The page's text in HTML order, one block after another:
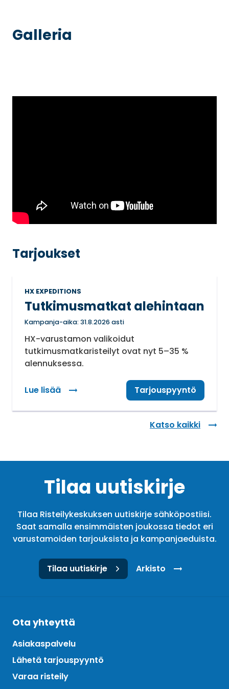
Galleria
Tarjoukset
HX EXPEDITIONS
Tutkimusmatkat alehintaan
Kampanja-aika: 31.8.2026 asti
HX-varustamon valikoidut
tutkimusmatkaristeilyt ovat nyt 5–35 %
alennuksessa.
Lue lisää
: Tutkimusmatkat alehintaanTarjouspyyntö
Katso kaikki
Tilaa uutiskirje
Tilaa Risteilykeskuksen uutiskirje sähköpostiisi.
Saat samalla ensimmäisten joukossa tiedot eri
varustamoiden tarjouksista ja kampanjaeduista.
Tilaa uutiskirje Arkisto
Ota yhteyttä
Asiakaspalvelu
Lähetä tarjouspyyntö
Varaa risteily